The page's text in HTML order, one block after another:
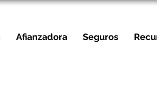
Afianzadora Seguros